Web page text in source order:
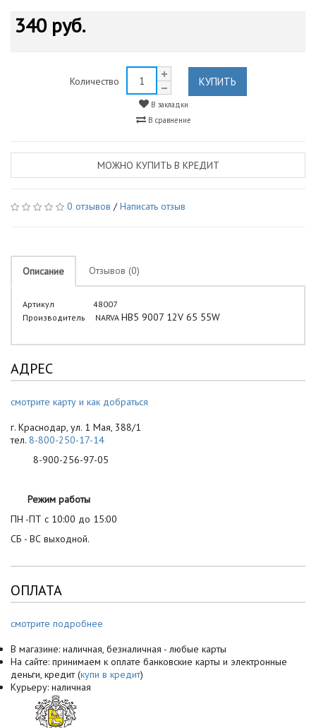
340 руб.
Количество КУПИТЬ
В закладки
В сравнение
МОЖНО КУПИТЬ В КРЕДИТ
0 отзывов /Написать отзыв
Описание Отзывов (0)
Артикул
48007
Производитель
NARVA HB5 9007 12V 65 55W
АДРЕС
смотрите карту и как добраться
г. Краснодар, ул. 1 Мая, 388/1
тел. 8-800-250-17-14
8-900-256-97-05
Режим работы
ПН -ПТ с 10:00 до 15:00
СБ - ВС выходной.
ОПЛАТА
смотрите подробнее
В магазине: наличная, безналичная - любые карты
На сайте: принимаем к оплате банковские карты и электронные
деньги, кредит (купи в кредит)
Курьеру: наличная